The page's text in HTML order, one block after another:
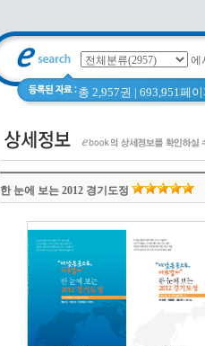
에
총 2,957권 | 693,951페
한 눈에 보는 2012 경기도정